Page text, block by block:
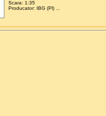
Scara: 1:35
Producator: IBG (Pl) ...